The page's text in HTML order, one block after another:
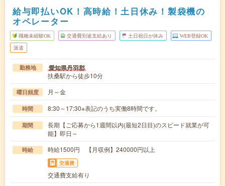
給与即払いOK！高時給！土日休み！製袋機の
オペレーター
職種未経験OK 交通費別途支給あり 土日祝日が休み WEB登録OK
派遣
勤務地 愛知県丹羽郡
扶桑駅から徒歩10分
曜日頻度 月～金
時間 8:30～17:30※表記のうち実働8時間です。
期間
長期【ご応募から1週間以内(最短2日目)のスピード就業が可
能】即日～
時給 時給1500円 【月収例】240000円以上
交通費
交通費支給有り